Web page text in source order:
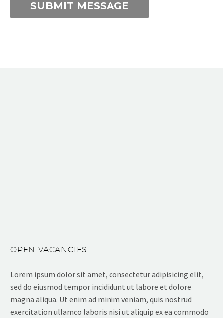
OPEN VACANCIES
Lorem ipsum dolor sit amet, consectetur adipisicing elit,
sed do eiusmod tempor incididunt ut labore et dolore
magna aliqua. Ut enim ad minim veniam, quis nostrud
exercitation ullamco laboris nisi ut aliquip ex ea commodo